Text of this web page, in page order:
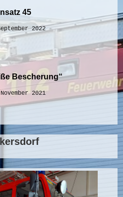
45
2022
Bescherung“
2021